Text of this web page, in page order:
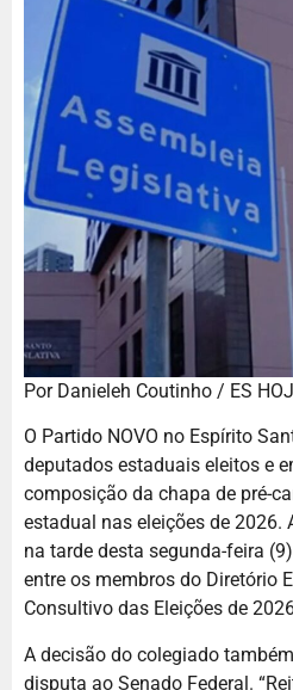
Por Danieleh Coutinho / ES
O Partido NOVO no Espírito
deputados estaduais eleitos e
composição da chapa de pré-
estadual nas eleições de 2026.
na tarde desta segunda-feira
entre os membros do Diretório
Consultivo das Eleições de
A decisão do colegiado
disputa ao Senado Federal.